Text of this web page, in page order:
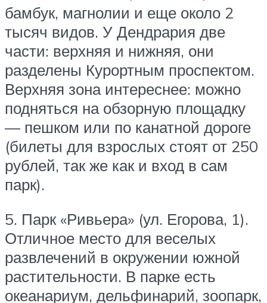
бамбук, магнолии и еще около 2
тысяч видов. У Дендрария две
части: верхняя и нижняя, они
разделены Курортным проспектом.
Верхняя зона интереснее: можно
подняться на обзорную площадку
— пешком или по канатной дороге
(билеты для взрослых стоят от 250
рублей, так же как и вход в сам
парк).
5. Парк «Ривьера» (ул. Егорова, 1).
Отличное место для веселых
развлечений в окружении южной
растительности. В парке есть
океанариум, дельфинарий, зоопарк,